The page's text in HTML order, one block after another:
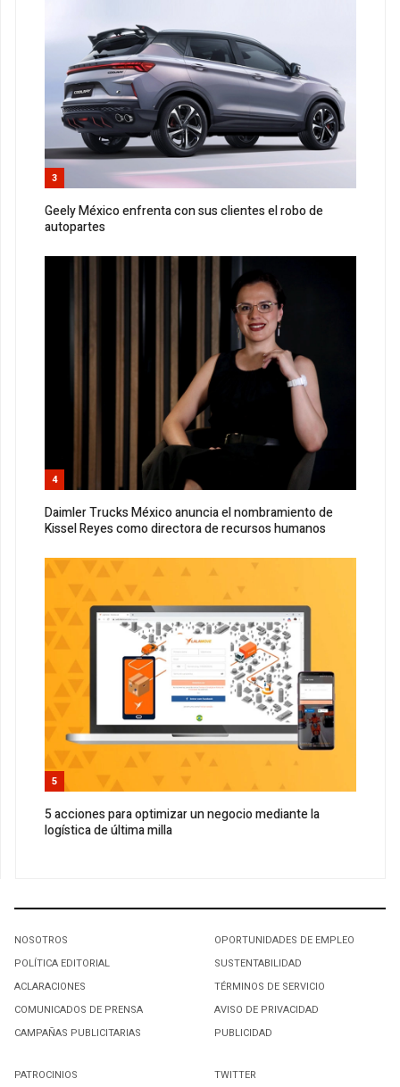
3
Geely México enfrenta con sus clientes el robo de
autopartes
4
Daimler Trucks México anuncia el nombramiento de
Kissel Reyes como directora de recursos humanos
5
5 acciones para optimizar un negocio mediante la
logística de última milla
NOSOTROS
POLÍTICA EDITORIAL
ACLARACIONES
COMUNICADOS DE PRENSA
CAMPAÑAS PUBLICITARIAS
OPORTUNIDADES DE EMPLEO
SUSTENTABILIDAD
TÉRMINOS DE SERVICIO
AVISO DE PRIVACIDAD
PUBLICIDAD
PATROCINIOS TWITTER